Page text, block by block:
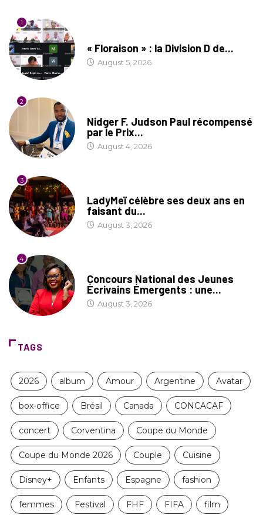
1
« Floraison » : la Division D de...
August 5, 2026
2
Nidger F. Judson Paul récompensé
par le Prix...
August 4, 2026
3
LadyMeï célèbre ses deux ans en
faisant du...
August 3, 2026
4
Concours National des Jeunes
Écrivains Émergents : une...
August 3, 2026
TAGS
2026 album Amour Argentine Avatar
box-office Brésil Canada CONCACAF
concert Corventina Coupe du Monde
Coupe du Monde 2026 Couple Cuisine
Disney+ Enfants Espagne fashion
femmes Festival FHF FIFA film